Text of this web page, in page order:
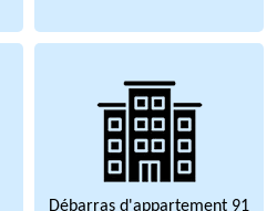
Débarras d'appartement 91